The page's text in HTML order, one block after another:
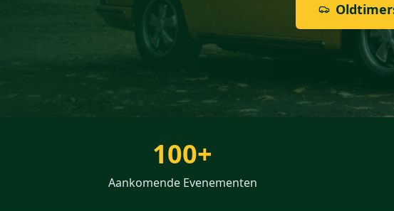
100+
Aankomende Evenementen